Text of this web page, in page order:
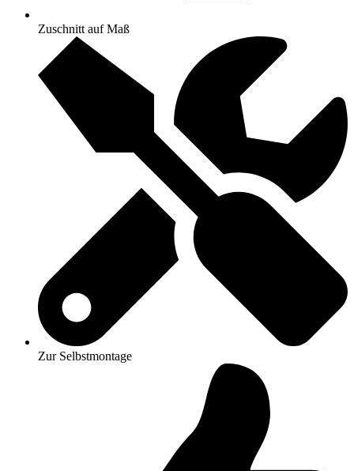
Zuschnitt auf Maß
Zur Selbstmontage